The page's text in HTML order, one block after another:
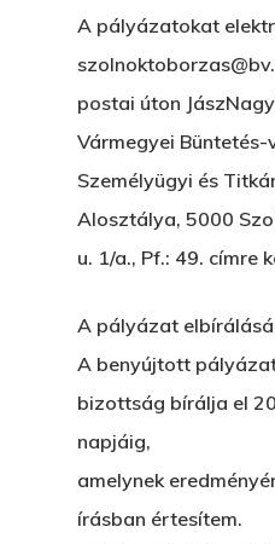
A pályázatokat
postai úton
Vármegyei
Személyügyi és
Alosztálya, 5000
u. 1/a., Pf.: 49. címre
A pályázat
A benyújtott
bizottság bírálja el
napjáig,
amelynek
írásban értesítem.